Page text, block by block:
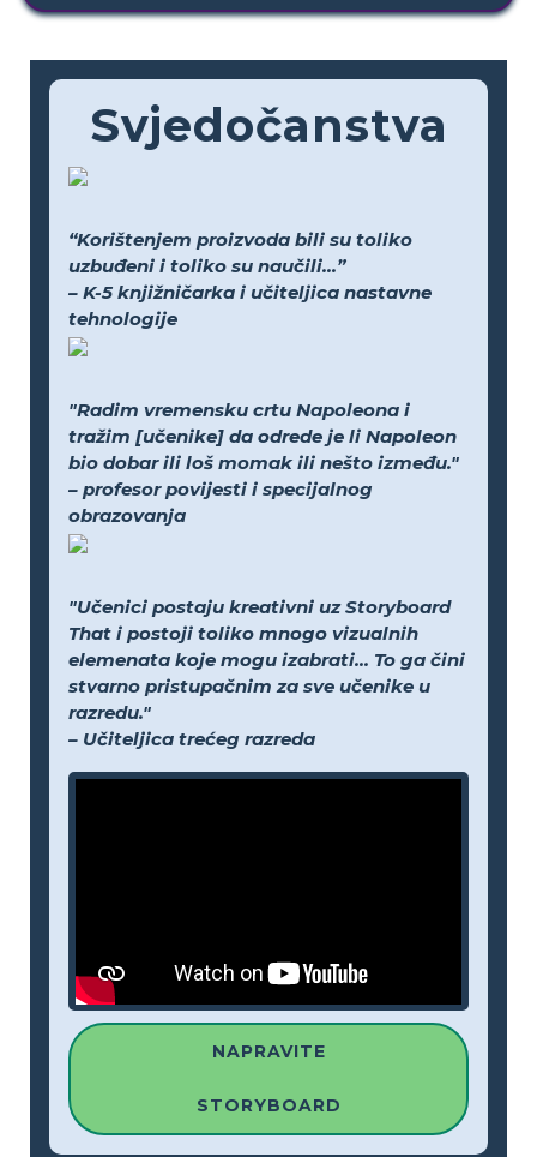
Svjedočanstva
“Korištenjem proizvoda bili su toliko
uzbuđeni i toliko su naučili...”
– K-5 knjižničarka i učiteljica nastavne
tehnologije
"Radim vremensku crtu Napoleona i
tražim [učenike] da odrede je li Napoleon
bio dobar ili loš momak ili nešto između."
– profesor povijesti i specijalnog
obrazovanja
"Učenici postaju kreativni uz Storyboard
That i postoji toliko mnogo vizualnih
elemenata koje mogu izabrati... To ga čini
stvarno pristupačnim za sve učenike u
razredu."
– Učiteljica trećeg razreda
NAPRAVITE
STORYBOARD